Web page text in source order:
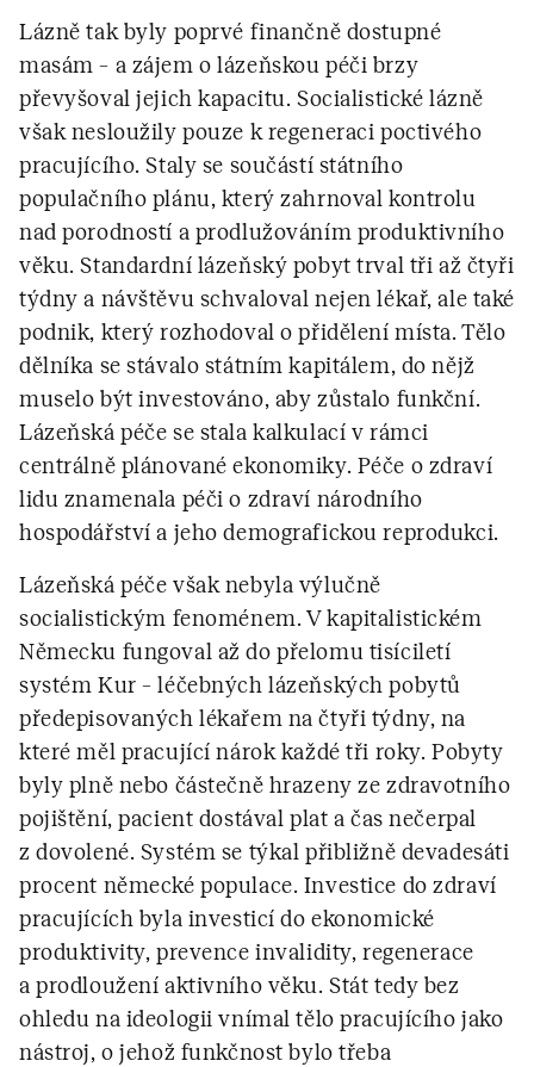
Lázně tak byly poprvé finančně dostupné
masám – a zájem o lázeňskou péči brzy
převyšoval jejich kapacitu. Socialistické lázně
však nesloužily pouze k regeneraci poctivého
pracujícího. Staly se součástí státního
populačního plánu, který zahrnoval kontrolu
nad porodností a prodlužováním produktivního
věku. Standardní lázeňský pobyt trval tři až čtyři
týdny a návštěvu schvaloval nejen lékař, ale také
podnik, který rozhodoval o přidělení místa. Tělo
dělníka se stávalo státním kapitálem, do nějž
muselo být investováno, aby zůstalo funkční.
Lázeňská péče se stala kalkulací v rámci
centrálně plánované ekonomiky. Péče o zdraví
lidu znamenala péči o zdraví národního
hospodářství a jeho demografickou reprodukci.
Lázeňská péče však nebyla výlučně
socialistickým fenoménem. V kapitalistickém
Německu fungoval až do přelomu tisíciletí
systém Kur – léčebných lázeňských pobytů
předepisovaných lékařem na čtyři týdny, na
které měl pracující nárok každé tři roky. Pobyty
byly plně nebo částečně hrazeny ze zdravotního
pojištění, pacient dostával plat a čas nečerpal
z dovolené. Systém se týkal přibližně devadesáti
procent německé populace. Investice do zdraví
pracujících byla investicí do ekonomické
produktivity, prevence invalidity, regenerace
a prodloužení aktivního věku. Stát tedy bez
ohledu na ideologii vnímal tělo pracujícího jako
nástroj, o jehož funkčnost bylo třeba